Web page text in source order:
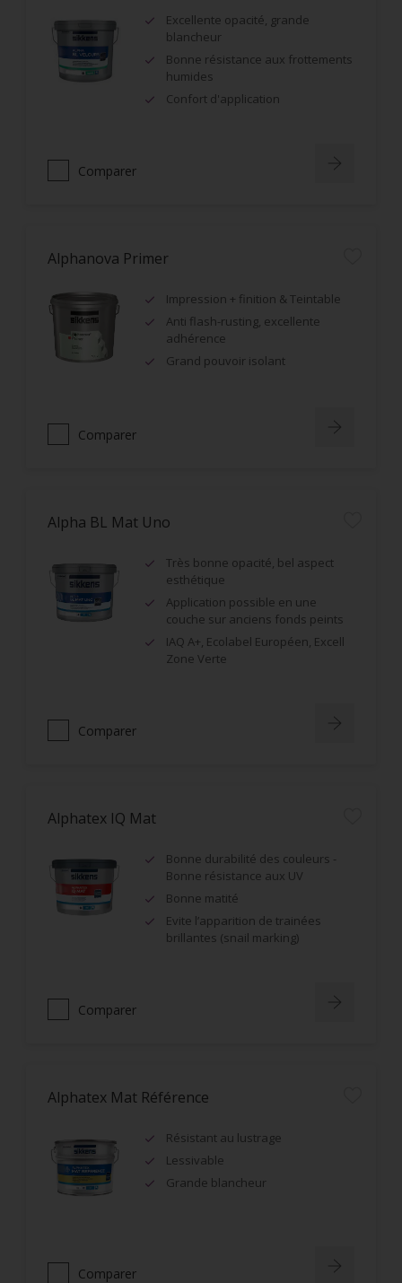
Excellente opacité, grande
blancheur
Bonne résistance aux frottements
humides
Confort d'application
Comparer
Alphanova Primer
Impression + finition & Teintable
Anti flash-rusting, excellente
adhérence
Grand pouvoir isolant
Comparer
Alpha BL Mat Uno
Très bonne opacité, bel aspect
esthétique
Application possible en une
couche sur anciens fonds peints
IAQ A+, Ecolabel Européen, Excell
Zone Verte
Comparer
Alphatex IQ Mat
Bonne durabilité des couleurs -
Bonne résistance aux UV
Bonne matité
Evite l’apparition de trainées
brillantes (snail marking)
Comparer
Alphatex Mat Référence
Résistant au lustrage
Lessivable
Grande blancheur
Comparer